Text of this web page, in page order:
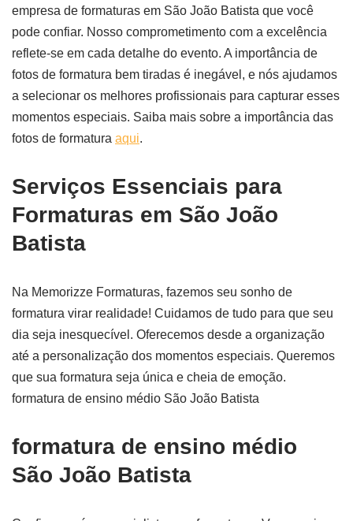
empresa de formaturas em São João Batista que você
pode confiar. Nosso comprometimento com a excelência
reflete-se em cada detalhe do evento. A importância de
fotos de formatura bem tiradas é inegável, e nós ajudamos
a selecionar os melhores profissionais para capturar esses
momentos especiais. Saiba mais sobre a importância das
fotos de formatura aqui.
Serviços Essenciais para
Formaturas em São João
Batista
Na Memorizze Formaturas, fazemos seu sonho de
formatura virar realidade! Cuidamos de tudo para que seu
dia seja inesquecível. Oferecemos desde a organização
até a personalização dos momentos especiais. Queremos
que sua formatura seja única e cheia de emoção.
formatura de ensino médio São João Batista
formatura de ensino médio
São João Batista